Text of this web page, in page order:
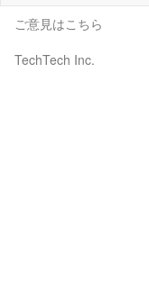
ご意見はこちら
TechTech Inc.